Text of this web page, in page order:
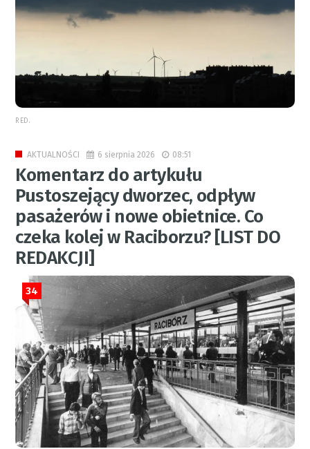
RED.
AKTUALNOŚCI 6 sierpnia 2026 08:51
Komentarz do artykułu
Pustoszejący dworzec, odpływ
pasażerów i nowe obietnice. Co
czeka kolej w Raciborzu? [LIST DO
REDAKCJI]
34